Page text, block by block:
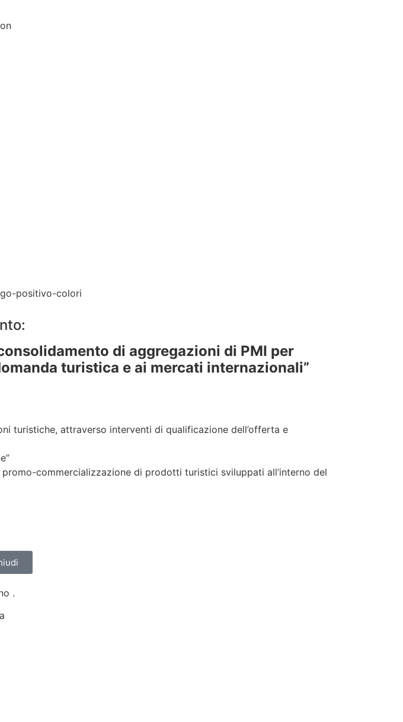
di aggregazioni di PMI per
turistica e ai mercati internazionali”
turistiche, attraverso interventi di qualificazione dell’offerta e
commercializzazione di prodotti turistici sviluppati all’interno del
.